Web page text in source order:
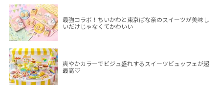
最強コラボ！ちいかわと東京ばな奈のスイーツが美味し
いだけじゃなくてかわいい
爽やかカラーでビジュ盛れするスイーツビュッフェが超
最高♡